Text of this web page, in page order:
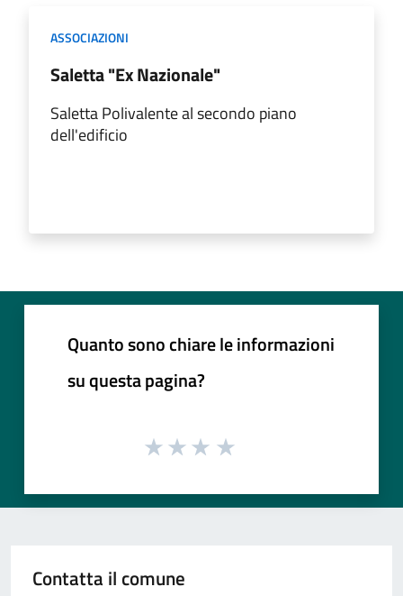
ASSOCIAZIONI
Saletta "Ex Nazionale"
Saletta Polivalente al secondo piano
dell'edificio
Quanto sono chiare le informazioni
su questa pagina?
Contatta il comune